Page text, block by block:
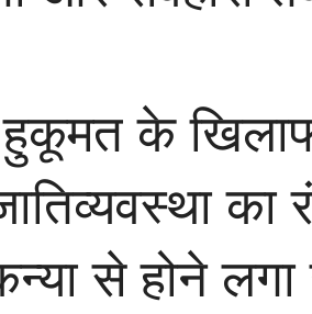
हुकूमत के
का
से होने लगा